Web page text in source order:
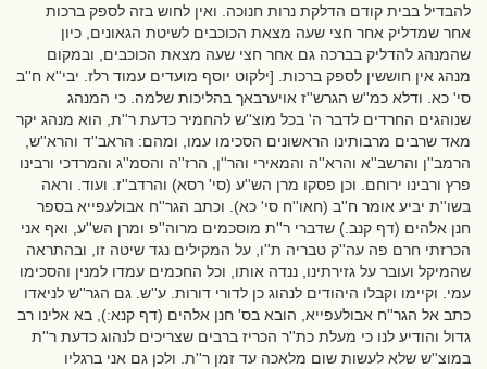
להבדיל בבית קודם הדלקת נרות חנוכה. ואין לחוש בזה לספק ברכות
אחר שמדליק אחר חצי שעה מצאת הכוכבים לשיטת הגאונים, כיון
שהמנהג להדליק בברכה גם אחר חצי שעה מצאת הכוכבים, ובמקום
מנהג אין חוששין לספק ברכות. [ילקוט יוסף מועדים עמוד רלז. יבי''א ח''ב
סי' כא. ודלא כמ''ש הגרש''ז אויערבאך בהליכות שלמה. כי המנהג
שנוהגים החרדים לדבר ה' בכל מוצ''ש להחמיר כדעת ר''ת, הוא מנהג יקר
מאד שרבים מרבותינו הראשונים הסכימו עמו, ומהם: הראב''ד והרא''ש,
הרמב''ן והרשב''א והרא''ה והמאירי והר''ן, הרז''ה והסמ''ג והמרדכי ורבינו
פרץ ורבינו ירוחם. וכן פסקו מרן הש''ע (סי' רסא) והרדב''ז. ועוד. וראה
בשו''ת יביע אומר ח''ב (חאו''ח סי' כא). וכתב הגר''ח אבולעפייא בספר
חנן אלהים (דף קנב.) שדברי ר''ת מוסכמים מרוה''פ ומרן הש''ע, ואף אני
הכרזתי חרם פה עה''ק טבריה ת''ו, על המקילים נגד שיטה זו, ובהתראה
שהמיקל ועובר על גזירתינו, ננדה אותו, וכל החכמים עמדו למנין והסכימו
עמי. וקיימו וקבלו היהודים לנהוג כן לדורי דורות. ע''ש. גם הגר''ש לניאדו
כתב אל הגר''ח אבולעפייא, הובא בס' חנן אלהים (דף קנא:), בא אלינו רב
גדול והודיע לנו כי מעלת כת''ר הכריז ברבים שצריכים לנהוג כדעת ר''ת
במוצ''ש שלא לעשות שום מלאכה עד זמן ר''ת. ולכן גם אני ברגליו